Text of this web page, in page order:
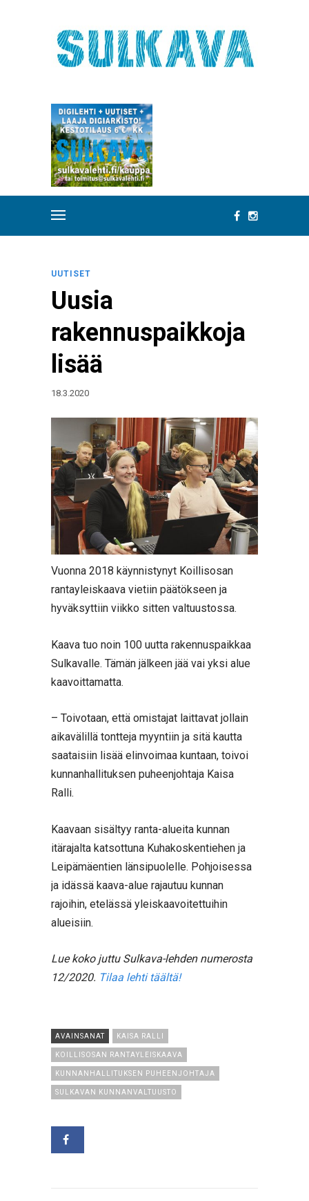
UUTISET
Uusia
rakennuspaikkoja
lisää
18.3.2020
Vuonna 2018 käynnistynyt Koillisosan
rantayleiskaava vietiin päätökseen ja
hyväksyttiin viikko sitten valtuustossa.
Kaava tuo noin 100 uutta rakennuspaikkaa
Sulkavalle. Tämän jälkeen jää vai yksi alue
kaavoittamatta.
– Toivotaan, että omistajat laittavat jollain
aikavälillä tontteja myyntiin ja sitä kautta
saataisiin lisää elinvoimaa kuntaan, toivoi
kunnanhallituksen puheenjohtaja Kaisa
Ralli.
Kaavaan sisältyy ranta-alueita kunnan
itärajalta katsottuna Kuhakoskentiehen ja
Leipämäentien länsipuolelle. Pohjoisessa
ja idässä kaava-alue rajautuu kunnan
rajoihin, etelässä yleiskaavoitettuihin
alueisiin.
Lue koko juttu Sulkava-lehden numerosta
12/2020. Tilaa lehti täältä!
AVAINSANAT KAISA RALLI
KOILLISOSAN RANTAYLEISKAAVA
KUNNANHALLITUKSEN PUHEENJOHTAJA
SULKAVAN KUNNANVALTUUSTO